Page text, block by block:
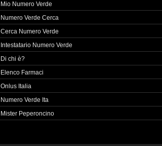
Mio Numero Verde
Numero Verde Cerca
Cerca Numero Verde
Intestatario Numero Verde
Di chi è?
Elenco Farmaci
Onlus Italia
Numero Verde Ita
Mister Peperoncino